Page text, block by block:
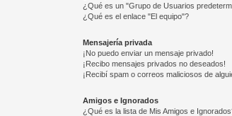
¿Qué es un "Grupo de Usuarios
¿Qué es el enlace "El equipo"?
Mensajería privada
¡No puedo enviar un mensaje privado!
¡Recibo mensajes privados no deseados!
¡Recibí spam o correos maliciosos de
Amigos e Ignorados
¿Qué es la lista de Mis Amigos e